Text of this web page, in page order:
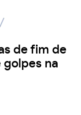
de fim de
golpes na